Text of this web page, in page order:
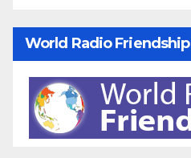
World Radio Friendship